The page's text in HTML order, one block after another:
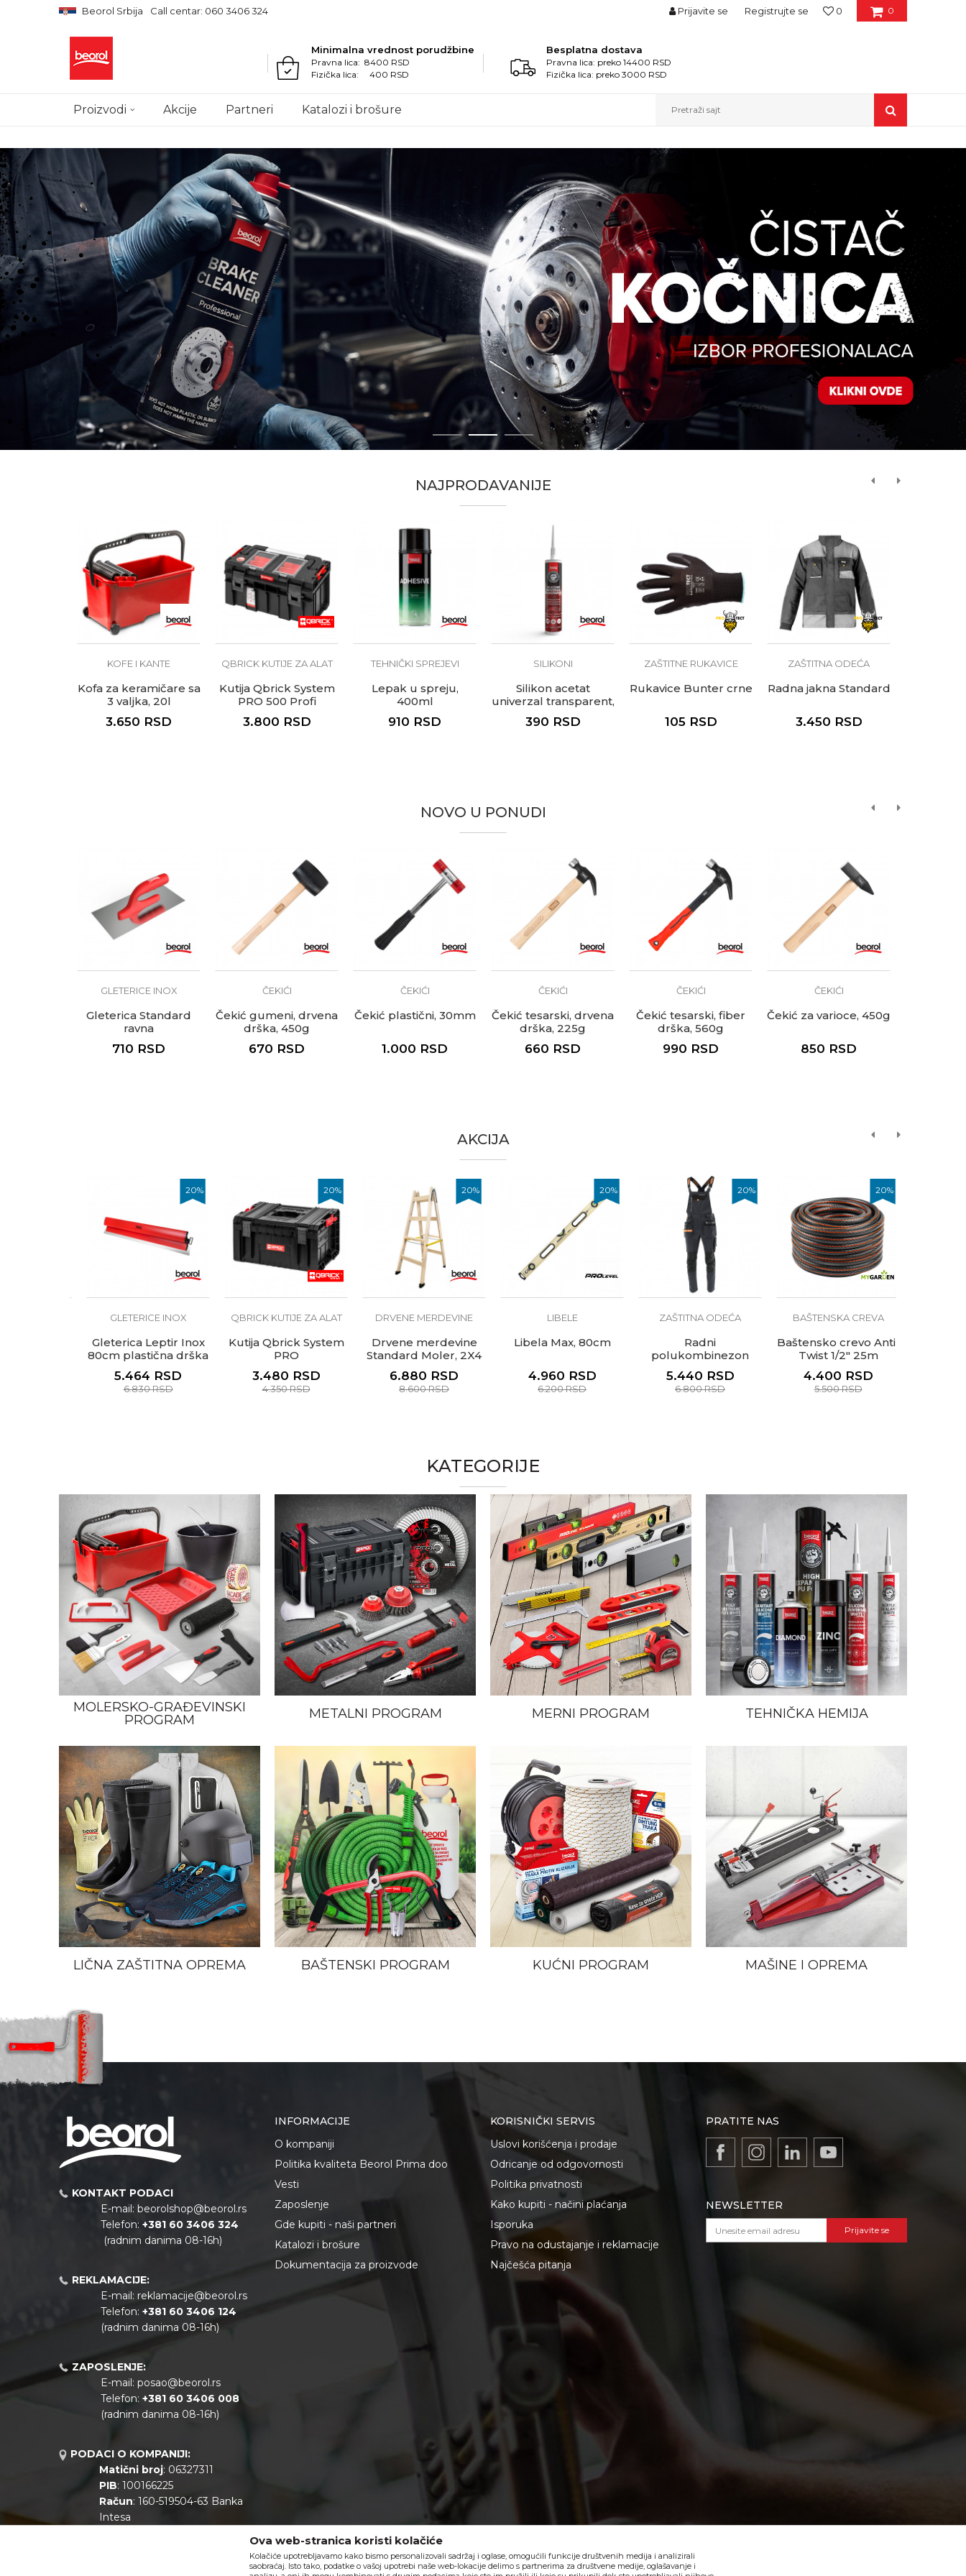
Beorol Srbija Call centar: 060 3406 324 0
0
Prijavite se Registrujte se
Minimalna vrednost porudžbine
Pravna lica: 8400 RSD
Fizička lica: 400 RSD
Besplatna dostava
Pravna lica: preko 14400 RSD
Fizička lica: preko 3000 RSD
Proizvodi Akcije Partneri Katalozi i brošure Pretraži sajt
1 2 3
NAJPRODAVANIJE
KOFE I KANTE
Kofa za keramičare sa
3 valjka, 20l
3.650 RSD
QBRICK KUTIJE ZA ALAT
Kutija Qbrick System
PRO 500 Profi
3.800 RSD
TEHNIČKI SPREJEVI
Lepak u spreju,
400ml
910 RSD
SILIKONI
Silikon acetat
univerzal transparent,
280ml
390 RSD
ZAŠTITNE RUKAVICE
Rukavice Bunter crne
105 RSD
ZAŠTITNA ODEĆA
Radna jakna Standard
3.450 RSD
NOVO U PONUDI
GLETERICE INOX
Gleterica Standard
ravna
710 RSD
ČEKIĆI
Čekić gumeni, drvena
drška, 450g
670 RSD
ČEKIĆI
Čekić plastični, 30mm
1.000 RSD
ČEKIĆI
Čekić tesarski, drvena
drška, 225g
660 RSD
ČEKIĆI
Čekić tesarski, fiber
drška, 560g
990 RSD
ČEKIĆI
Čekić za varioce, 450g
850 RSD
AKCIJA
20%
GLETERICE INOX
Gleterica Leptir Inox
80cm plastična drška
5.464 RSD
6.830RSD
20%
QBRICK KUTIJE ZA ALAT
Kutija Qbrick System
PRO
3.480 RSD
4.350RSD
20%
DRVENE MERDEVINE
Drvene merdevine
Standard Moler, 2X4
6.880 RSD
8.600RSD
20%
LIBELE
Libela Max, 80cm
4.960 RSD
6.200RSD
20%
ZAŠTITNA ODEĆA
Radni
polukombinezon
Monter, sivi
5.440 RSD
6.800RSD
20%
BAŠTENSKA CREVA
Baštensko crevo Anti-
Twist 1/2" 25m
4.400 RSD
5.500RSD
KATEGORIJE
MOLERSKO-GRAĐEVINSKI
PROGRAM
METALNI PROGRAM MERNI PROGRAM TEHNIČKA HEMIJA
LIČNA ZAŠTITNA OPREMA BAŠTENSKI PROGRAM KUĆNI PROGRAM MAŠINE I OPREMA
KONTAKT PODACI
E-mail: beorolshop@beorol.rs
Telefon: +381 60 3406 324
(radnim danima 08-16h)
REKLAMACIJE:
E-mail: reklamacije@beorol.rs
Telefon: +381 60 3406 124
(radnim danima 08-16h)
ZAPOSLENJE:
E-mail: posao@beorol.rs
Telefon: +381 60 3406 008
(radnim danima 08-16h)
PODACI O KOMPANIJI:
Matični broj: 06327311
PIB: 100166225
Račun: 160-519504-63 Banka
Intesa
INFORMACIJE
O kompaniji
Politika kvaliteta Beorol Prima doo
Vesti
Zaposlenje
Gde kupiti - naši partneri
Katalozi i brošure
Dokumentacija za proizvode
KORISNIČKI SERVIS
Uslovi korišćenja i prodaje
Odricanje od odgovornosti
Politika privatnosti
Kako kupiti - načini plaćanja
Isporuka
Pravo na odustajanje i reklamacije
Najčešća pitanja
PRATITE NAS
NEWSLETTER
Prijavite se
Ova web-stranica koristi kolačiće
Kolačiće upotrebljavamo kako bismo personalizovali sadržaj i oglase, omogućili funkcije društvenih medija i analizirali
saobraćaj. Isto tako, podatke o vašoj upotrebi naše web-lokacije delimo s partnerima za društvene medije, oglašavanje i